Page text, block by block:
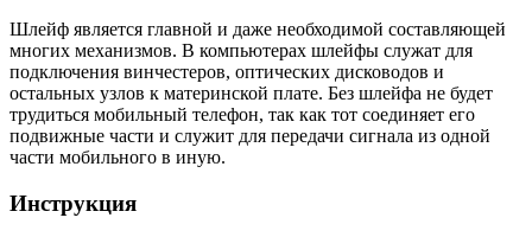
Шлейф является главной и даже необходимой составляющей
многих механизмов. В компьютерах шлейфы служат для
подключения винчестеров, оптических дисководов и
остальных узлов к материнской плате. Без шлейфа не будет
трудиться мобильный телефон, так как тот соединяет его
подвижные части и служит для передачи сигнала из одной
части мобильного в иную.
Инструкция